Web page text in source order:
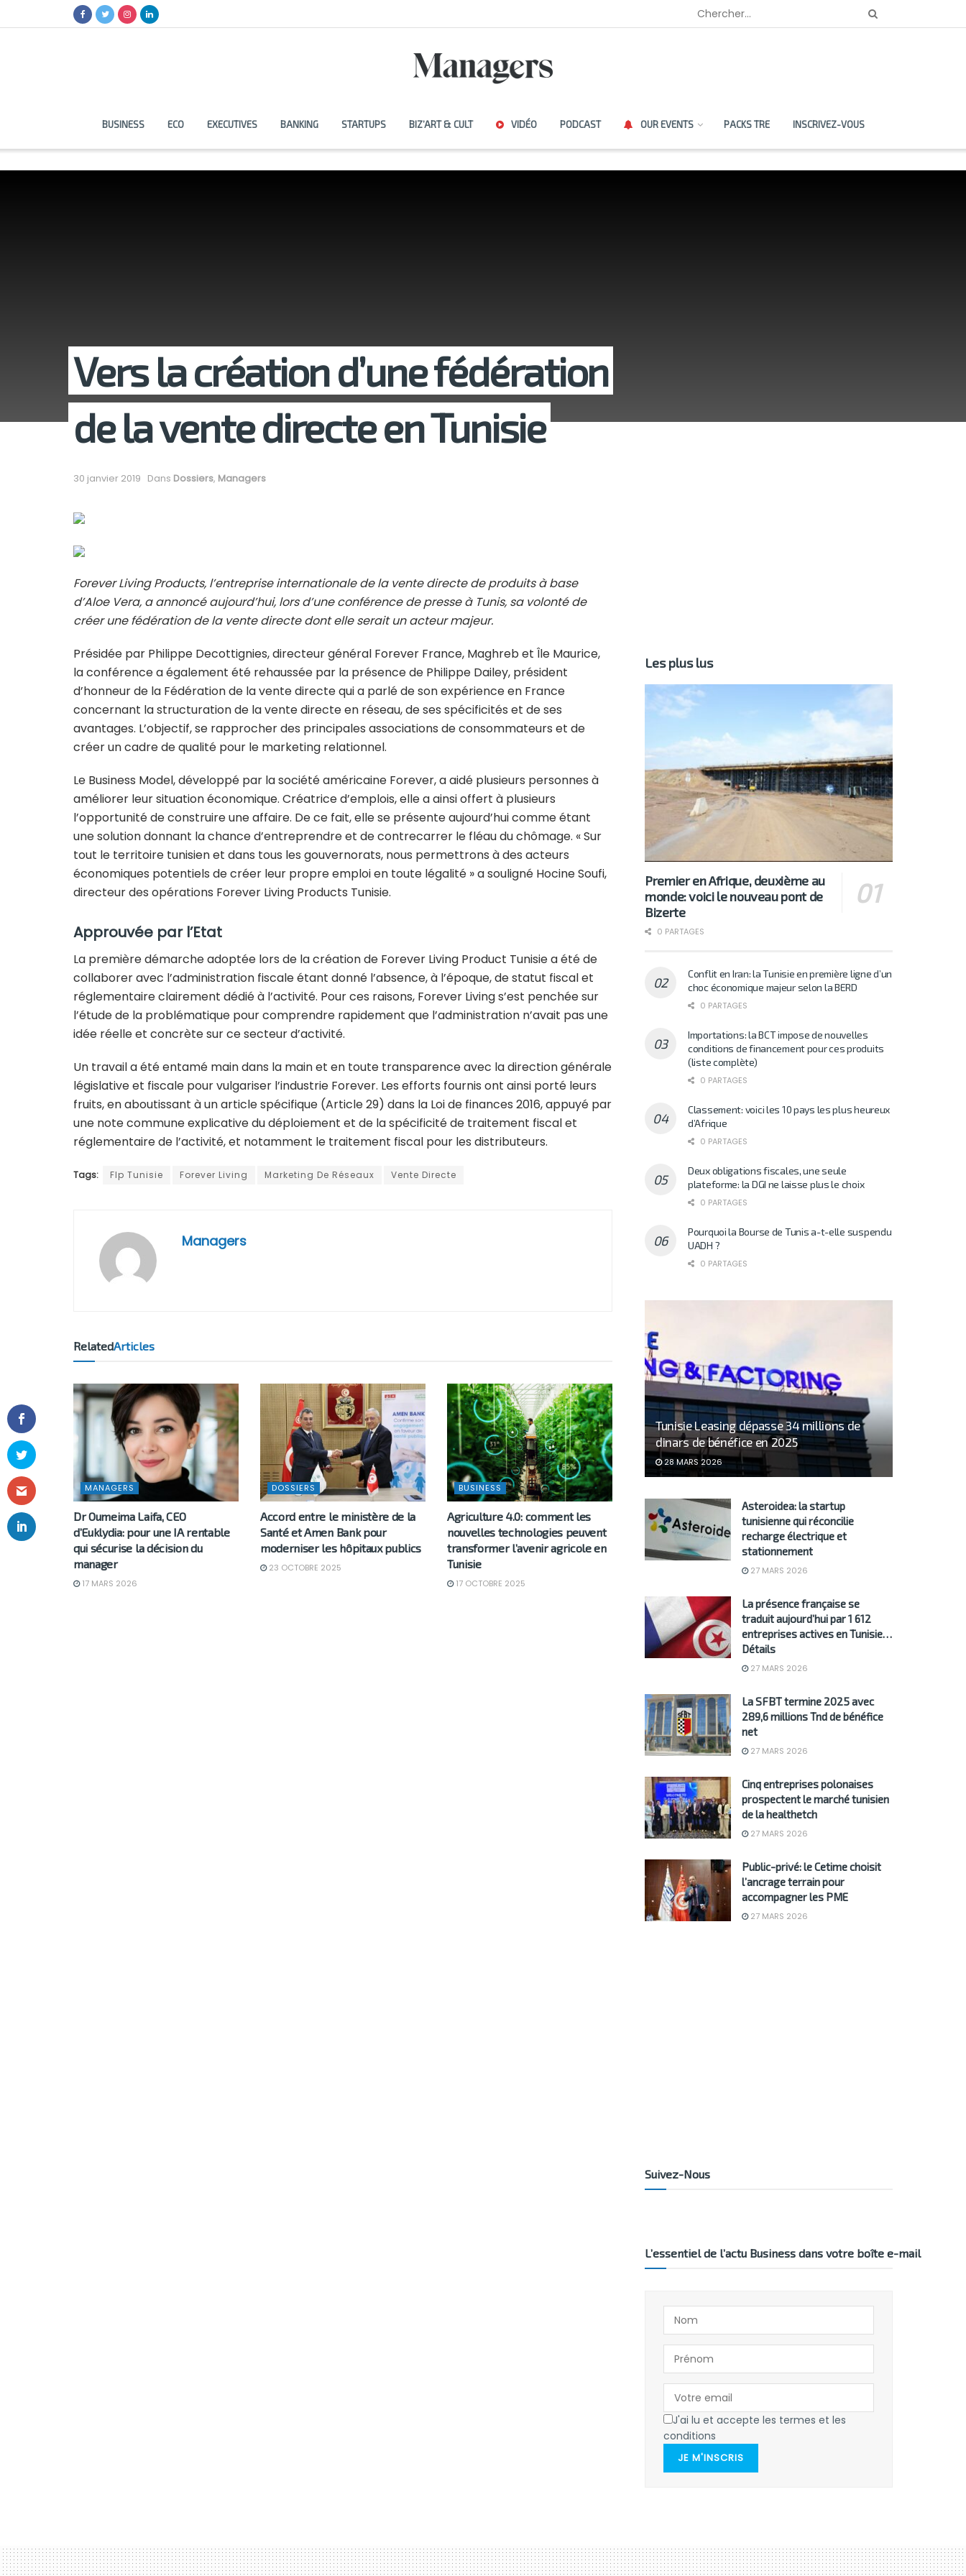
BUSINESS ECO EXECUTIVES BANKING STARTUPS BIZ’ART & CULT VIDÉO PODCAST OUR EVENTS PACKS TRE INSCRIVEZ-VOUS
Vers la création d’une fédération
de la vente directe en Tunisie
30 janvier 2019 Dans Dossiers, Managers
Forever Living Products, l’entreprise internationale de la vente directe de produits à base
d’Aloe Vera, a annoncé aujourd’hui, lors d’une conférence de presse à Tunis, sa volonté de
créer une fédération de la vente directe dont elle serait un acteur majeur.
Présidée par Philippe Decottignies, directeur général Forever France, Maghreb et Île Maurice,
la conférence a également été rehaussée par la présence de Philippe Dailey, président
d’honneur de la Fédération de la vente directe qui a parlé de son expérience en France
concernant la structuration de la vente directe en réseau, de ses spécificités et de ses
avantages. L’objectif, se rapprocher des principales associations de consommateurs et de
créer un cadre de qualité pour le marketing relationnel.
Le Business Model, développé par la société américaine Forever, a aidé plusieurs personnes à
améliorer leur situation économique. Créatrice d’emplois, elle a ainsi offert à plusieurs
l’opportunité de construire une affaire. De ce fait, elle se présente aujourd’hui comme étant
une solution donnant la chance d’entreprendre et de contrecarrer le fléau du chômage. « Sur
tout le territoire tunisien et dans tous les gouvernorats, nous permettrons à des acteurs
économiques potentiels de créer leur propre emploi en toute légalité » a souligné Hocine Soufi,
directeur des opérations Forever Living Products Tunisie.
Approuvée par l’Etat
La première démarche adoptée lors de la création de Forever Living Product Tunisie a été de
collaborer avec l’administration fiscale étant donné l’absence, à l’époque, de statut fiscal et
réglementaire clairement dédié à l’activité. Pour ces raisons, Forever Living s’est penchée sur
l’étude de la problématique pour comprendre rapidement que l’administration n’avait pas une
idée réelle et concrète sur ce secteur d’activité.
Un travail a été entamé main dans la main et en toute transparence avec la direction générale
législative et fiscale pour vulgariser l’industrie Forever. Les efforts fournis ont ainsi porté leurs
fruits, en aboutissant à un article spécifique (Article 29) dans la Loi de finances 2016, appuyé par
une note commune explicative du déploiement et de la spécificité de traitement fiscal et
réglementaire de l’activité, et notamment le traitement fiscal pour les distributeurs.
Tags: Flp Tunisie Forever Living Marketing De Réseaux Vente Directe
Managers
RelatedArticles
MANAGERS
Dr Oumeima Laifa, CEO
d’Euklydia: pour une IA rentable
qui sécurise la décision du
manager
17 MARS 2026
DOSSIERS
Accord entre le ministère de la
Santé et Amen Bank pour
moderniser les hôpitaux publics
23 OCTOBRE 2025
BUSINESS
Agriculture 4.0: comment les
nouvelles technologies peuvent
transformer l’avenir agricole en
Tunisie
17 OCTOBRE 2025
Les plus lus
Premier en Afrique, deuxième au
monde: voici le nouveau pont de
Bizerte
0 PARTAGES
Conflit en Iran: la Tunisie en première ligne d’un
choc économique majeur selon la BERD
0 PARTAGES
Importations: la BCT impose de nouvelles
conditions de financement pour ces produits
(liste complète)
0 PARTAGES
Classement: voici les 10 pays les plus heureux
d’Afrique
0 PARTAGES
Deux obligations fiscales, une seule
plateforme: la DGI ne laisse plus le choix
0 PARTAGES
Pourquoi la Bourse de Tunis a-t-elle suspendu
UADH ?
0 PARTAGES
Tunisie Leasing dépasse 34 millions de
dinars de bénéfice en 2025
28 MARS 2026
Asteroidea: la startup
tunisienne qui réconcilie
recharge électrique et
stationnement
27 MARS 2026
La présence française se
traduit aujourd’hui par 1 612
entreprises actives en Tunisie…
Détails
27 MARS 2026
La SFBT termine 2025 avec
289,6 millions Tnd de bénéfice
net
27 MARS 2026
Cinq entreprises polonaises
prospectent le marché tunisien
de la healthetch
27 MARS 2026
Public-privé: le Cetime choisit
l’ancrage terrain pour
accompagner les PME
27 MARS 2026
Suivez-Nous
L’essentiel de l’actu Business dans votre boîte e-mail
J'ai lu et accepte les termes et les
conditions
JE M'INSCRIS